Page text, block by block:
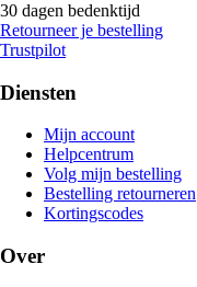
30 dagen bedenktijd
Retourneer je bestelling
Trustpilot
Diensten
Mijn account
Helpcentrum
Volg mijn bestelling
Bestelling retourneren
Kortingscodes
Over